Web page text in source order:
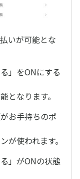
いが可能とな
」をONにする
となります。
お手持ちのポ
が使われます。
」がONの状態